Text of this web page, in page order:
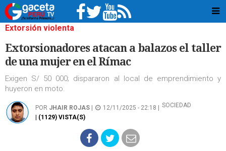
Extorsión violenta
Extorsionadores atacan a balazos el taller
de una mujer en el Rímac
Exigen S/ 50 000; dispararon al local de emprendimiento y
huyeron en moto.
POR JHAIR ROJAS 12/11/2025 - 22:18 |
SOCIEDAD
| (1129) VISTA(S)